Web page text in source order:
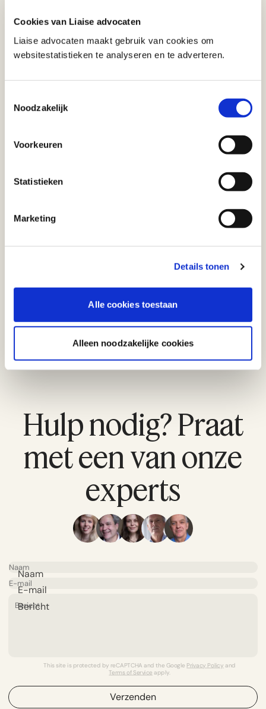
Cookies van Liaise advocaten
Liaise advocaten maakt gebruik van cookies om
websitestatistieken te analyseren en te adverteren.
Noodzakelijk
Voorkeuren
Statistieken
Marketing
Details tonen
Alle cookies toestaan
Alleen noodzakelijke cookies
mediapersoonlijkheden, producenten
in film, tv en podcasts, slachtoffers van
een onrechtmatige publicatie en
creatieve ondernemers.
Lees ook:
beroep
Lees
Lowbudget filmproductie en toch een
Lees
Hulp nodig? Praat
met een van onze
experts
Naam
E-mail
Bericht
This site is protected by reCAPTCHA and the Google Privacy Policy and
Terms of Service apply.
Verzenden